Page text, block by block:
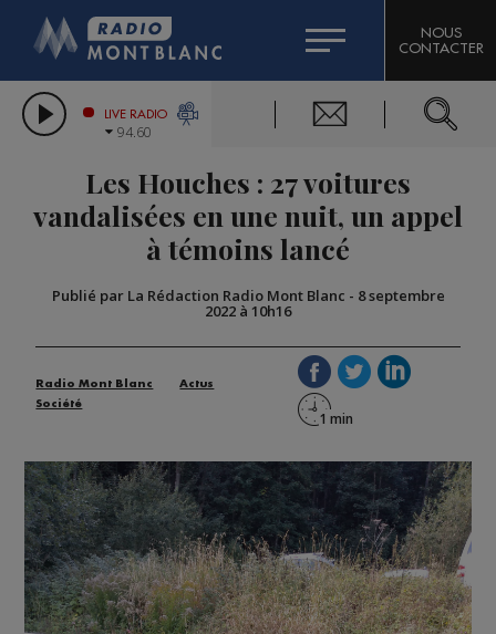
LES CHRONIQUES DE L'EXPERT
CITIZEN MACHINERY
GRAND MASSIF DOMAINES SKIABLES
BIGARD
COMPAGNIE DU MONT-BLANC
NOUS
CONTACTER
LIVE RADIO
94.60
Les Houches : 27 voitures
vandalisées en une nuit, un appel
à témoins lancé
Publié par La Rédaction Radio Mont Blanc - 8 septembre
2022 à 10h16
Radio Mont Blanc
Actus
Société